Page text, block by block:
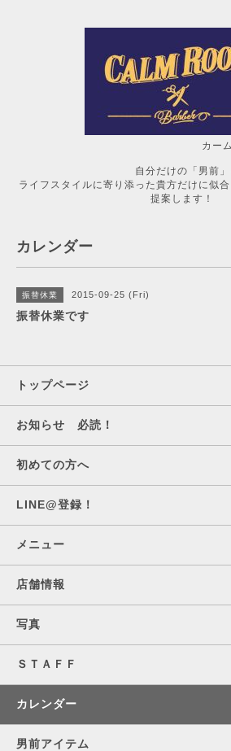
カーム ル
自分だけの「男前」を造る
ライフスタイルに寄り添った貴方だけに似
提案します！
カレンダー
振替休業 2015-09-25 (Fri)
振替休業です
トップページ
お知らせ 必読！
初めての方へ
LINE@登録！
メニュー
店舗情報
写真
ＳＴＡＦＦ
カレンダー
男前アイテム